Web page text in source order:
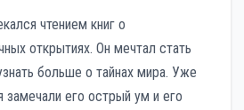
чтением книг о
открытиях. Он мечтал стать
больше о тайнах мира. Уже
замечали его острый ум и его